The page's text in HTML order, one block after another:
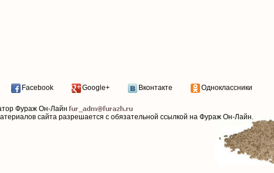
Facebook Google+ Вконтакте Одноклассники
Фураж Он-Лайн
сайта разрешается с обязательной ссылкой на Фураж Он-Лайн.